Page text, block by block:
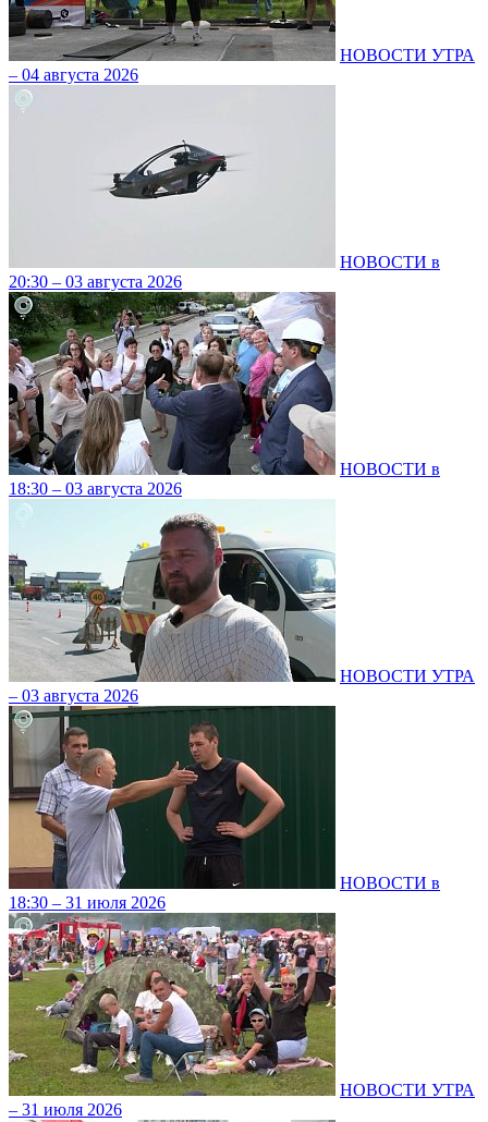
НОВОСТИ УТРА
– 04 августа 2026
НОВОСТИ в
20:30 – 03 августа 2026
НОВОСТИ в
18:30 – 03 августа 2026
НОВОСТИ УТРА
– 03 августа 2026
НОВОСТИ в
18:30 – 31 июля 2026
НОВОСТИ УТРА
– 31 июля 2026